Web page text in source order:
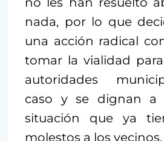
nada, por lo que
una acción radical
tomar la vialidad
autoridades
caso y se dignan a
situación que ya
molestos a los vecinos.